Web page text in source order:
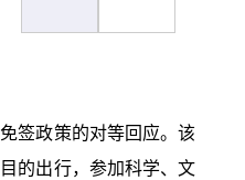
签政策的对等回应。该
的出行，参加科学、文